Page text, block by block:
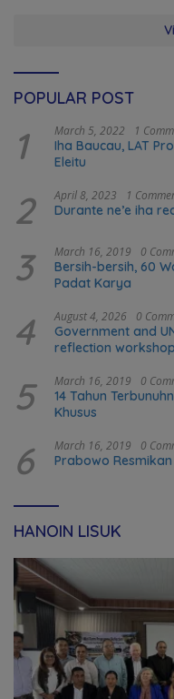
POPULAR POST
1 March 5, 2022 1
Iha Baucau, LAT
Eleitu
2 April 8, 2023 1
Durante ne’e iha
3 March 16, 2019 0
Bersih-bersih, 60
Padat Karya
4 August 4, 2026 0
Government and
reflection
5 March 16, 2019 0
14 Tahun
Khusus
6 March 16, 2019 0
Prabowo
HANOIN LISUK